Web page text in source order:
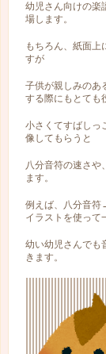
幼児さん向けの楽
場します。
もちろん、紙面上
すが
子供が親しみのあ
する際にもとても
小さくてすばしっ
像してもらうと
八分音符の速さや
ます。
例えば、八分音
イラストを使って
幼い幼児さんでも
きます。